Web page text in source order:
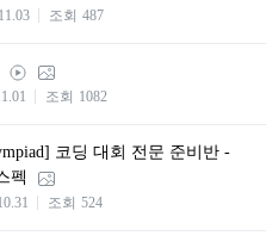
조회 487
조회 1082
코딩 대회 전문 준비반 -
펙
조회 524